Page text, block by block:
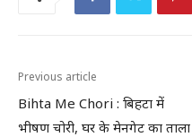
Previous article
Bihta Me Chori : बिहटा में
भीषण चोरी, घर के मेनगेट का ताला